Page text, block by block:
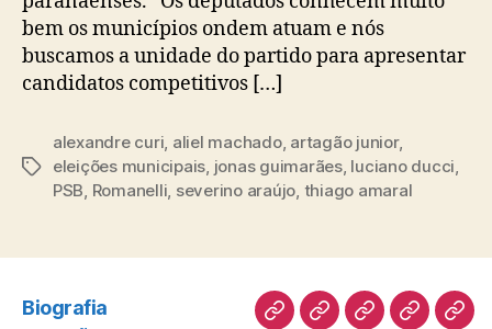
bem os municípios ondem atuam e nós
buscamos a unidade do partido para apresentar
candidatos competitivos […]
Tags
alexandre curi, aliel machado, artagão junior,
eleições municipais, jonas guimarães, luciano ducci,
PSB, Romanelli, severino araújo, thiago amaral
Biografia
BiografiaAtuaçãoArtigosNorte